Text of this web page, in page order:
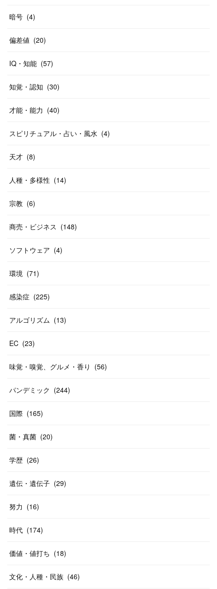
暗号 (4)
偏差値 (20)
IQ・知能 (57)
知覚・認知 (30)
才能・能力 (40)
スピリチュアル・占い・風水 (4)
天才 (8)
人種・多様性 (14)
宗教 (6)
商売・ビジネス (148)
ソフトウェア (4)
環境 (71)
感染症 (225)
アルゴリズム (13)
EC (23)
味覚・嗅覚、グルメ・香り (56)
パンデミック (244)
国際 (165)
菌・真菌 (20)
学歴 (26)
遺伝・遺伝子 (29)
努力 (16)
時代 (174)
価値・値打ち (18)
文化・人種・民族 (46)